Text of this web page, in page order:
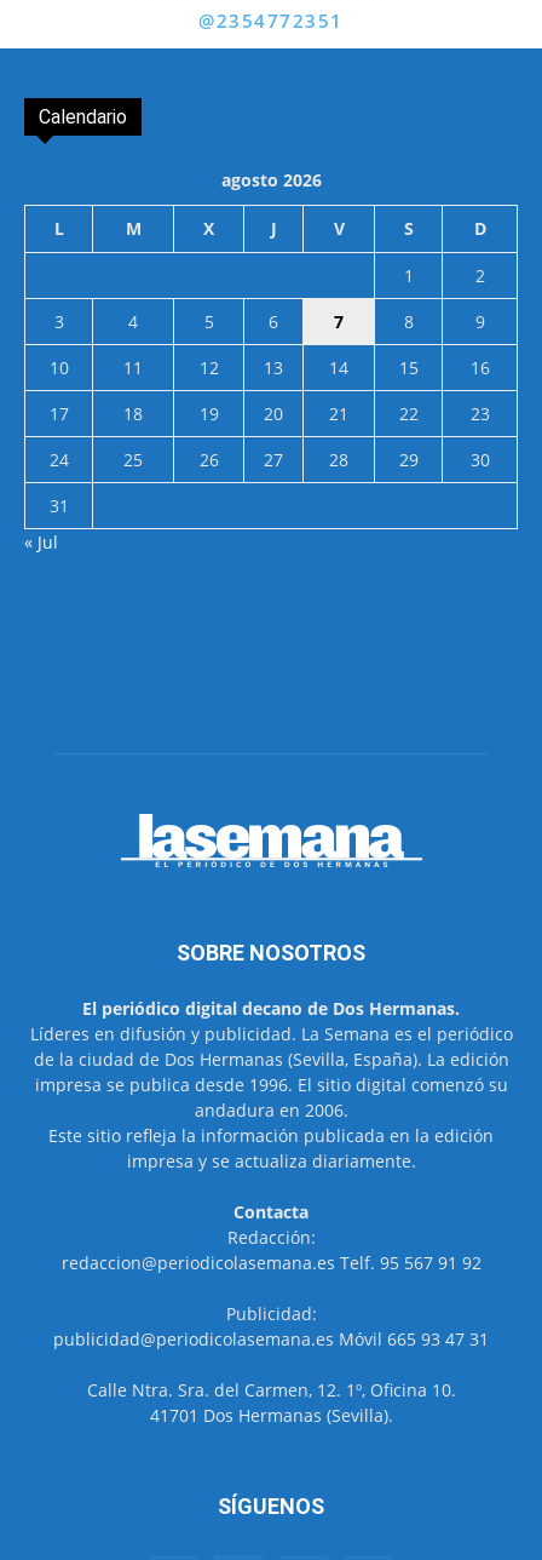
@2354772351
Calendario
agosto 2026
L M X J V S D
1
2
3
4 5 6 7 8
9
10
11 12 13 14 15
16
17
18 19 20 21 22
23
24
25 26 27 28 29
30
31
« Jul
SOBRE NOSOTROS
El periódico digital decano de Dos Hermanas.
Líderes en difusión y publicidad. La Semana es el periódico
de la ciudad de Dos Hermanas (Sevilla, España). La edición
impresa se publica desde 1996. El sitio digital comenzó su
andadura en 2006.
Este sitio refleja la información publicada en la edición
impresa y se actualiza diariamente.
Contacta
Redacción:
redaccion@periodicolasemana.es Telf. 95 567 91 92
Publicidad:
publicidad@periodicolasemana.es Móvil 665 93 47 31
Calle Ntra. Sra. del Carmen, 12. 1º, Oficina 10.
41701 Dos Hermanas (Sevilla).
SÍGUENOS